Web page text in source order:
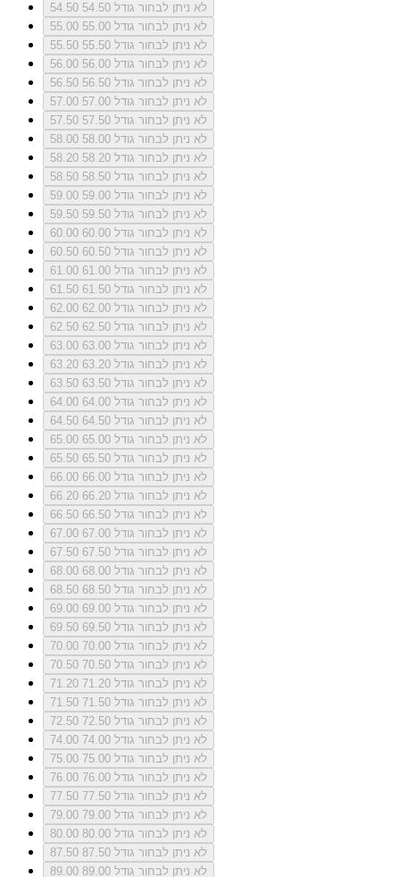
54.50
לא ניתן לבחור גודל 54.50
55.00
לא ניתן לבחור גודל 55.00
55.50
לא ניתן לבחור גודל 55.50
56.00
לא ניתן לבחור גודל 56.00
56.50
לא ניתן לבחור גודל 56.50
57.00
לא ניתן לבחור גודל 57.00
57.50
לא ניתן לבחור גודל 57.50
58.00
לא ניתן לבחור גודל 58.00
58.20
לא ניתן לבחור גודל 58.20
58.50
לא ניתן לבחור גודל 58.50
59.00
לא ניתן לבחור גודל 59.00
59.50
לא ניתן לבחור גודל 59.50
60.00
לא ניתן לבחור גודל 60.00
60.50
לא ניתן לבחור גודל 60.50
61.00
לא ניתן לבחור גודל 61.00
61.50
לא ניתן לבחור גודל 61.50
62.00
לא ניתן לבחור גודל 62.00
62.50
לא ניתן לבחור גודל 62.50
63.00
לא ניתן לבחור גודל 63.00
63.20
לא ניתן לבחור גודל 63.20
63.50
לא ניתן לבחור גודל 63.50
64.00
לא ניתן לבחור גודל 64.00
64.50
לא ניתן לבחור גודל 64.50
65.00
לא ניתן לבחור גודל 65.00
65.50
לא ניתן לבחור גודל 65.50
66.00
לא ניתן לבחור גודל 66.00
66.20
לא ניתן לבחור גודל 66.20
66.50
לא ניתן לבחור גודל 66.50
67.00
לא ניתן לבחור גודל 67.00
67.50
לא ניתן לבחור גודל 67.50
68.00
לא ניתן לבחור גודל 68.00
68.50
לא ניתן לבחור גודל 68.50
69.00
לא ניתן לבחור גודל 69.00
69.50
לא ניתן לבחור גודל 69.50
70.00
לא ניתן לבחור גודל 70.00
70.50
לא ניתן לבחור גודל 70.50
71.20
לא ניתן לבחור גודל 71.20
71.50
לא ניתן לבחור גודל 71.50
72.50
לא ניתן לבחור גודל 72.50
74.00
לא ניתן לבחור גודל 74.00
75.00
לא ניתן לבחור גודל 75.00
76.00
לא ניתן לבחור גודל 76.00
77.50
לא ניתן לבחור גודל 77.50
79.00
לא ניתן לבחור גודל 79.00
80.00
לא ניתן לבחור גודל 80.00
87.50
לא ניתן לבחור גודל 87.50
89.00
לא ניתן לבחור גודל 89.00